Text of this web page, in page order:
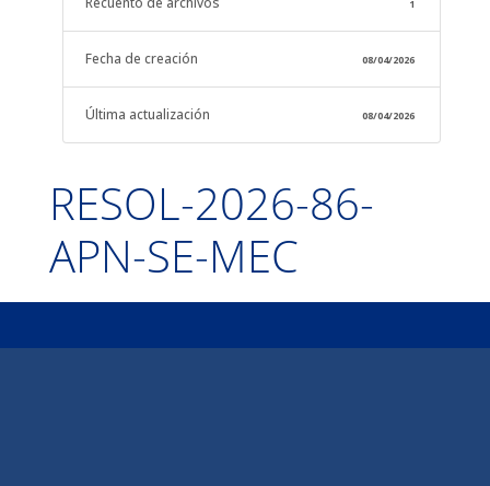
1
Fecha de creación 08/04/2026
Última actualización 08/04/2026
RESOL-2026-86-
APN-SE-MEC